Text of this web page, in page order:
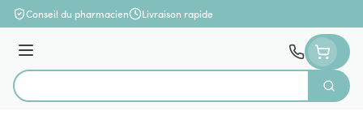
Aller au contenu
Conseil du pharmacien Livraison rapide
Menu
Rechercher